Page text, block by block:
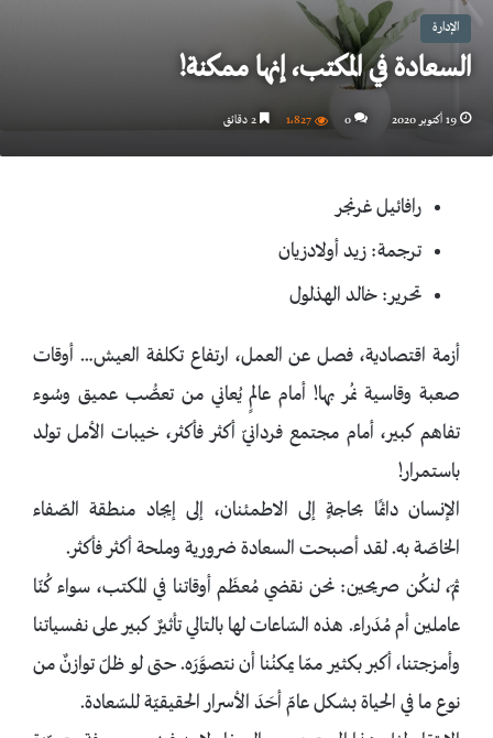
الإدارة
السعادة في المكتب، إنها ممكنة!
19 أكتوبر 2020 0 1٬827
رافائيل غرنجر
ترجمة: زيد أولادزيان
تحرير: خالد الهذلول
أزمة اقتصادية، فصل عن العمل، ارتفاع تكلفة العيش… أوقات
صعبة وقاسية نمُر بها! أمام عالمٍ يُعاني من تعصُّب عميق وسُوء
تفاهم كبير، أمام مجتمع فردانيّ أكثر فأكثر، خيبات الأمل تولد
باستمرار!
الإنسان دائمًا بحاجةٍ إلى الاطمئنان، إلى إيجاد منطقة الصّفاء
الخاصّة به. لقد أصبحت السعادة ضرورية وملحة أكثر فأكثر.
ثمّ، لنكُن صريحين: نحن نقضي مُعظَم أوقاتنا في المكتب، سواء كُنّا
عاملين أم مُدَراء. هذه السّاعات لها بالتالي تأثيرٌ كبير على نفسياتنا
وأمزجتنا، أكبر بكثير ممّا يمكنُنا أن نتصوَّرَه. حتى لو ظلّ توازنٌ من
نوع ما في الحياة بشكل عامّ أحَدَ الأسرار الحقيقيّة للسّعادة.